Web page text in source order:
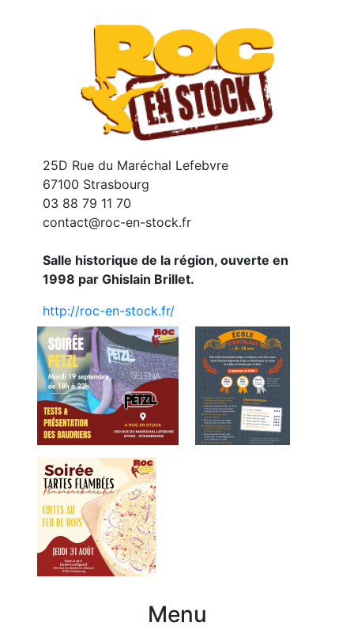
25D Rue du Maréchal Lefebvre
67100 Strasbourg
03 88 79 11 70
contact@roc-en-stock.fr
Salle historique de la région, ouverte en
1998 par Ghislain Brillet.
http://roc-en-stock.fr/
Menu